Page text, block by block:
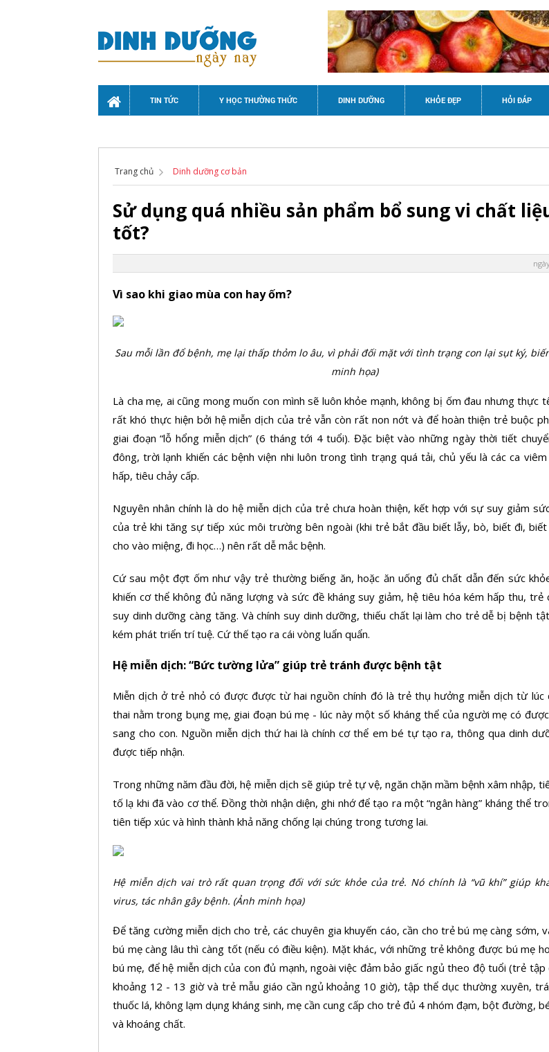
TIN TỨC Y HỌC THƯỜNG THỨC DINH DƯỠNG KHỎE ĐẸP HỎI ĐÁP
Trang chủ Dinh dưỡng cơ bản
Sử dụng quá nhiều sản phẩm bổ sung vi chất
tốt?
Vì sao khi giao mùa con hay ốm?
Sau mỗi lần đổ bệnh, mẹ lại thấp thỏm lo âu, vì phải đối mặt với tình trạng con lại sụt ký,
minh họa)
Là cha mẹ, ai cũng mong muốn con mình sẽ luôn khỏe mạnh, không bị ốm đau nhưng thực
rất khó thực hiện bởi hệ miễn dịch của trẻ vẫn còn rất non nớt và để hoàn thiện trẻ buộc
giai đoạn “lỗ hổng miễn dịch” (6 tháng tới 4 tuổi). Đặc biệt vào những ngày thời tiết
đông, trời lạnh khiến các bệnh viện nhi luôn trong tình trạng quá tải, chủ yếu là các ca
hấp, tiêu chảy cấp.
Nguyên nhân chính là do hệ miễn dịch của trẻ chưa hoàn thiện, kết hợp với sự suy giảm
của trẻ khi tăng sự tiếp xúc môi trường bên ngoài (khi trẻ bắt đầu biết lẫy, bò, biết đi,
cho vào miệng, đi học…) nên rất dễ mắc bệnh.
Cứ sau một đợt ốm như vậy trẻ thường biếng ăn, hoặc ăn uống đủ chất dẫn đến sức
khiến cơ thể không đủ năng lượng và sức đề kháng suy giảm, hệ tiêu hóa kém hấp thu, trẻ
suy dinh dưỡng càng tăng. Và chính suy dinh dưỡng, thiếu chất lại làm cho trẻ dễ bị bệnh
kém phát triển trí tuệ. Cứ thế tạo ra cái vòng luẩn quẩn.
Hệ miễn dịch: “Bức tường lửa” giúp trẻ tránh được bệnh tật
Miễn dịch ở trẻ nhỏ có được được từ hai nguồn chính đó là trẻ thụ hưởng miễn dịch từ lúc
thai nằm trong bụng mẹ, giai đoạn bú mẹ - lúc này một số kháng thể của người mẹ có
sang cho con. Nguồn miễn dịch thứ hai là chính cơ thể em bé tự tạo ra, thông qua dinh
được tiếp nhận.
Trong những năm đầu đời, hệ miễn dịch sẽ giúp trẻ tự vệ, ngăn chặn mầm bệnh xâm nhập,
tố lạ khi đã vào cơ thể. Đồng thời nhận diện, ghi nhớ để tạo ra một “ngân hàng” kháng thể
tiên tiếp xúc và hình thành khả năng chống lại chúng trong tương lai.
Hệ miễn dịch vai trò rất quan trọng đối với sức khỏe của trẻ. Nó chính là “vũ khí” giúp
virus, tác nhân gây bệnh. (Ảnh minh họa)
Để tăng cường miễn dịch cho trẻ, các chuyên gia khuyến cáo, cần cho trẻ bú mẹ càng sớm,
bú mẹ càng lâu thì càng tốt (nếu có điều kiện). Mặt khác, với những trẻ không được bú mẹ
bú mẹ, để hệ miễn dịch của con đủ mạnh, ngoài việc đảm bảo giấc ngủ theo độ tuổi (trẻ tập
khoảng 12 - 13 giờ và trẻ mẫu giáo cần ngủ khoảng 10 giờ), tập thể dục thường xuyên,
thuốc lá, không lạm dụng kháng sinh, mẹ cần cung cấp cho trẻ đủ 4 nhóm đạm, bột đường,
và khoáng chất.